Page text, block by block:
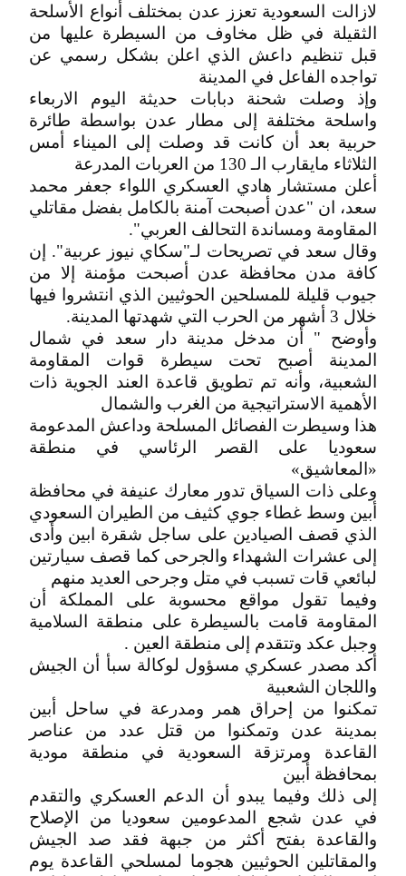
لازالت السعودية تعزز عدن بمختلف أنواع الأسلحة
الثقيلة في ظل مخاوف من السيطرة عليها من
قبل تنظيم داعش الذي اعلن بشكل رسمي عن
تواجده الفاعل في المدينة
وإذ وصلت شحنة دبابات حديثة اليوم الاربعاء
واسلحة مختلفة إلى مطار عدن بواسطة طائرة
حربية بعد أن كانت قد وصلت إلى الميناء أمس
الثلاثاء مايقارب الـ 130 من العربات المدرعة
أعلن مستشار هادي العسكري اللواء جعفر محمد
سعد، ان "عدن أصبحت آمنة بالكامل بفضل مقاتلي
المقاومة ومساندة التحالف العربي".
وقال سعد في تصريحات لـ"سكاي نيوز عربية". إن
كافة مدن محافظة عدن أصبحت مؤمنة إلا من
جيوب قليلة للمسلحين الحوثيين الذي انتشروا فيها
خلال 3 أشهر من الحرب التي شهدتها المدينة.
وأوضح " أن مدخل مدينة دار سعد في شمال
المدينة أصبح تحت سيطرة قوات المقاومة
الشعبية، وأنه تم تطويق قاعدة العند الجوية ذات
الأهمية الاستراتيجية من الغرب والشمال
هذا وسيطرت الفصائل المسلحة وداعش المدعومة
سعوديا على القصر الرئاسي في منطقة
«المعاشيق»
وعلى ذات السياق تدور معارك عنيفة في محافظة
أبين وسط غطاء جوي كثيف من الطيران السعودي
الذي قصف الصيادين على ساجل شقرة ابين وأدى
إلى عشرات الشهداء والجرحى كما قصف سيارتين
لبائعي قات تسبب في متل وجرحى العديد منهم
وفيما تقول مواقع محسوبة على المملكة أن
المقاومة قامت بالسيطرة على منطقة السلامية
وجبل عكد وتتقدم إلى منطقة العين .
أكد مصدر عسكري مسؤول لوكالة سبأ أن الجيش
واللجان الشعبية
تمكنوا من إحراق همر ومدرعة في ساحل أبين
بمدينة عدن وتمكنوا من قتل عدد من عناصر
القاعدة ومرتزقة السعودية في منطقة مودية
بمحافظة أبين
إلى ذلك وفيما يبدو أن الدعم العسكري والتقدم
في عدن شجع المدعومين سعوديا من الإصلاح
والقاعدة بفتح أكثر من جبهة فقد صد الجيش
والمقاتلين الحوثيين هجوما لمسلحي القاعدة يوم